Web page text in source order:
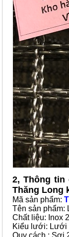
2, Thông tin
Thăng Long
Mã sản phẩm:
Tên sản phẩm:
Chất liệu: Inox
Kiểu lưới: Lưới
Quy cách : Sợi